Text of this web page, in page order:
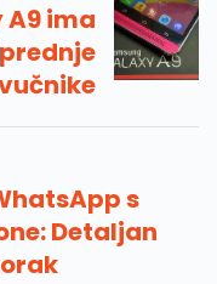
A9 ima
s
Detaljan